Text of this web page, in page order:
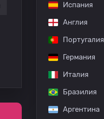
Испания
Англия
Португалия
Германия
Италия
Бразилия
Аргентина